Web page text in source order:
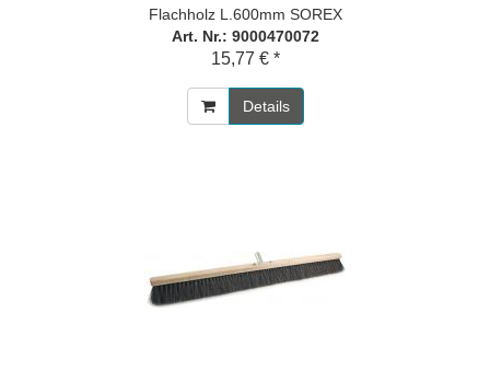
Flachholz L.600mm SOREX
Art. Nr.: 9000470072
15,77 € *
Details